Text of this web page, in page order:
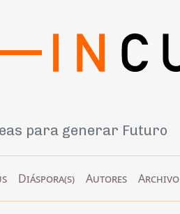
para generar Futuro
Diáspora(s) Autores Archivo